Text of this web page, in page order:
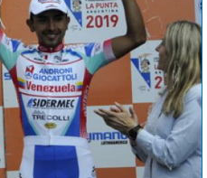
#334 CHARLY WEGELIUS,